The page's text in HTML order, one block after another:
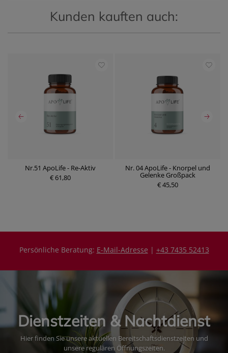
Kunden kauften auch:
Nr.51 ApoLife - Re-Aktiv
€ 61,80
Nr. 04 ApoLife - Knorpel und
Gelenke Großpack
€ 45,50
P
Persönliche Beratung: E-Mail-Adresse | +43 7435 52413
Dienstzeiten & Nachtdienst
Hier finden Sie unsere aktuellen Bereitschaftsdienstzeiten und
unsere regulären Öffnungszeiten.